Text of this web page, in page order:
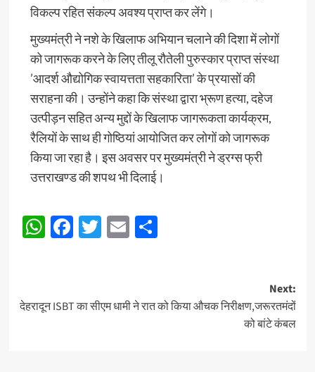
विकल्प रहित संकल्प अवश्य प्राप्त कर लेंगे।
मुख्यमंत्री ने नशे के खिलाफ अभियान चलाने की दिशा में लोगों
को जागरूक करने के लिए तीलू रौतेली पुरुस्कार प्राप्त संस्था
’आदर्श औद्योगिक स्वायत्तता सहकारिता’ के प्रयासों की
सराहना की। उन्होंने कहा कि संस्था द्वारा भ्रूण हत्या, दहेज
उत्पीड़न सहित अन्य मुद्दों के खिलाफ जागरूकता कार्यक्रम,
रैलियों के साथ ही गोष्ठियां आयोजित कर लोगों को जागरूक
किया जा रहा है। इस अवसर पर मुख्यमंत्री ने ड्रग्स फ्री
उत्तराखण्ड की शपथ भी दिलाई।
WhatsApp
Facebook
Twitter
EmailShare
Post
navigation
Next:
देहरादून ISBT का सीएम धामी ने रात को किया औचक निरीक्षण,जरूरतमंदों
को बांटे कंबल